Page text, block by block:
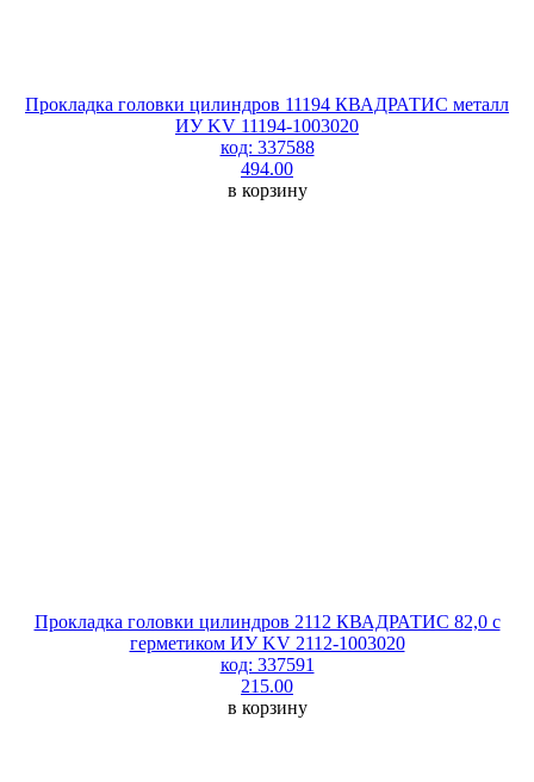
Прокладка головки цилиндров 11194 КВАДРАТИС металл
ИУ KV 11194-1003020
код: 337588
494.00
в корзину
Прокладка головки цилиндров 2112 КВАДРАТИС 82,0 с
герметиком ИУ KV 2112-1003020
код: 337591
215.00
в корзину